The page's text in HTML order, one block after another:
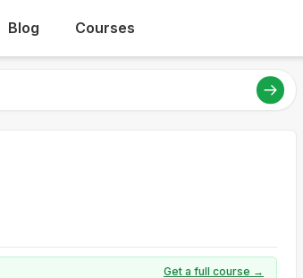
Blog Courses
Get a full course →